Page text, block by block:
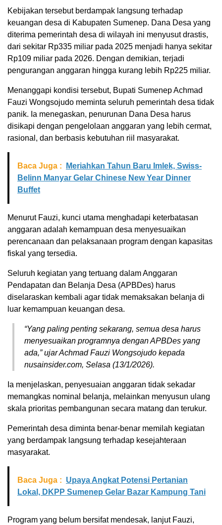
Kebijakan tersebut berdampak langsung terhadap
keuangan desa di Kabupaten Sumenep. Dana Desa yang
diterima pemerintah desa di wilayah ini menyusut drastis,
dari sekitar Rp335 miliar pada 2025 menjadi hanya sekitar
Rp109 miliar pada 2026. Dengan demikian, terjadi
pengurangan anggaran hingga kurang lebih Rp225 miliar.
Menanggapi kondisi tersebut, Bupati Sumenep Achmad
Fauzi Wongsojudo meminta seluruh pemerintah desa tidak
panik. Ia menegaskan, penurunan Dana Desa harus
disikapi dengan pengelolaan anggaran yang lebih cermat,
rasional, dan berbasis kebutuhan riil masyarakat.
Baca Juga :
Meriahkan Tahun Baru Imlek, Swiss-
Belinn Manyar Gelar Chinese New Year Dinner
Buffet
Menurut Fauzi, kunci utama menghadapi keterbatasan
anggaran adalah kemampuan desa menyesuaikan
perencanaan dan pelaksanaan program dengan kapasitas
fiskal yang tersedia.
Seluruh kegiatan yang tertuang dalam Anggaran
Pendapatan dan Belanja Desa (APBDes) harus
diselaraskan kembali agar tidak memaksakan belanja di
luar kemampuan keuangan desa.
“Yang paling penting sekarang, semua desa harus
menyesuaikan programnya dengan APBDes yang
ada,” ujar Achmad Fauzi Wongsojudo kepada
nusainsider.com, Selasa (13/1/2026).
Ia menjelaskan, penyesuaian anggaran tidak sekadar
memangkas nominal belanja, melainkan menyusun ulang
skala prioritas pembangunan secara matang dan terukur.
Pemerintah desa diminta benar-benar memilah kegiatan
yang berdampak langsung terhadap kesejahteraan
masyarakat.
Baca Juga : Upaya Angkat Potensi Pertanian
Lokal, DKPP Sumenep Gelar Bazar Kampung Tani
Program yang belum bersifat mendesak, lanjut Fauzi,